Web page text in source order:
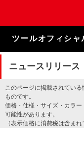
ま
キ
ツールオフィシャ
ニュースリリース
このページに掲載されてい
ものです。
価格・仕様・サイズ・カラ
可能性があります。
（表示価格に消費税は含まれ